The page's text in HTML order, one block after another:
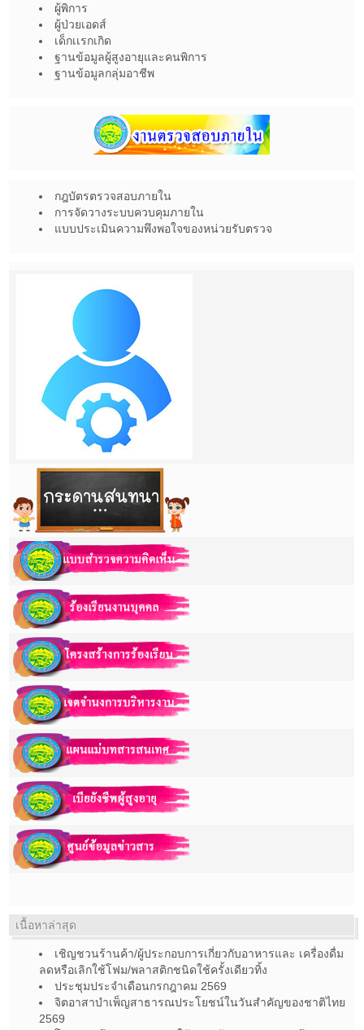
ผู้พิการ
ผู้ป่วยเอดส์
เด็กเเรกเกิด
ฐานข้อมูลผู้สูงอายุและคนพิการ
ฐานข้อมูลกลุ่มอาชีพ
กฎบัตรตรวจสอบภายใน
การจัดวางระบบควบคุมภายใน
แบบประเมินความพึงพอใจของหน่วยรับตรวจ
เนื้อหาล่าสุด
เชิญชวนร้านค้า/ผู้ประกอบการเกี่ยวกับอาหารและ เครื่องดื่ม
ลดหรือเลิกใช้โฟม/พลาสติกชนิดใช้ครั้งเดียวทิ้ง
ประชุมประจำเดือนกรกฎาคม 2569
จิตอาสาบำเพ็ญสาธารณประโยชน์ในวันสำคัญของชาติไทย
2569